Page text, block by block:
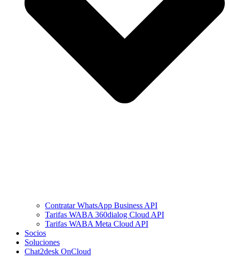
Contratar WhatsApp Business API
Tarifas WABA 360dialog Cloud API
Tarifas WABA Meta Cloud API
Socios
Soluciones
Chat2desk OnCloud